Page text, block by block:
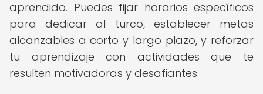
aprendido. Puedes fijar horarios específicos
para dedicar al turco, establecer metas
alcanzables a corto y largo plazo, y reforzar
tu aprendizaje con actividades que te
resulten motivadoras y desafiantes.